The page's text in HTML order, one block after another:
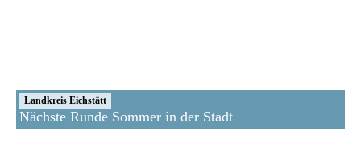
Landkreis Eichstätt
Nächste Runde Sommer in der Stadt